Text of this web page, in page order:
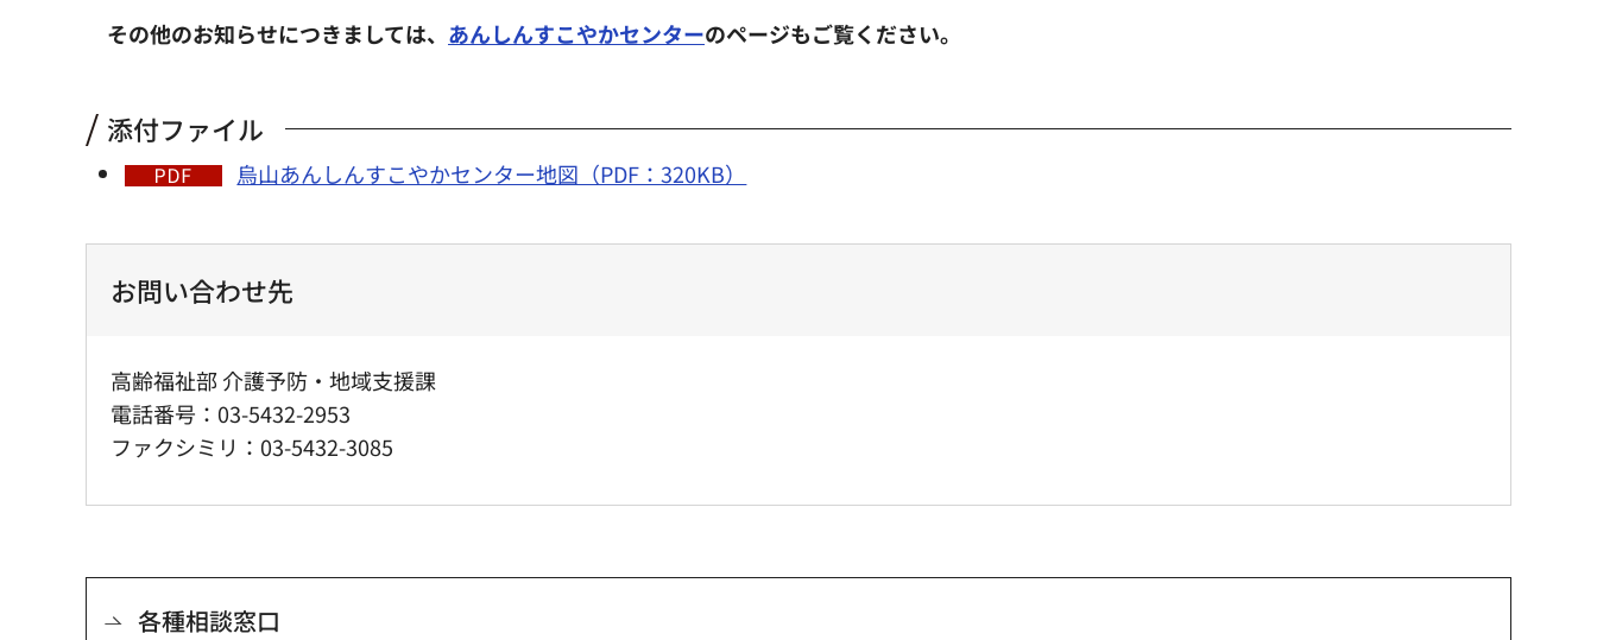
その他のお知らせにつきましては、 あんしんすこやかセンターのページもご覧ください。
添付ファイル
烏山あんしんすこやかセンター地図（PDF：320KB）
お問い合わせ先
高齢福祉部 介護予防・地域支援課
電話番号：03-5432-2953
ファクシミリ：03-5432-3085
各種相談窓口